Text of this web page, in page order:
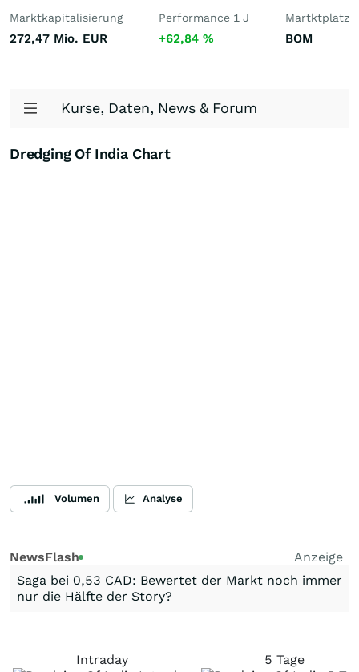
Marktkapitalisierung
272,47 Mio. EUR
Performance 1 J
+62,84 %
Martktplatz
BOM
Kurse, Daten, News & Forum
Dredging Of India Chart
Volumen Analyse
NewsFlash
Anzeige
Saga bei 0,53 CAD: Bewertet der Markt noch immer
nur die Hälfte der Story?
Intraday 5 Tage